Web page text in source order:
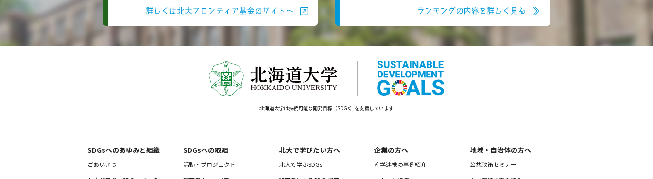
詳しくは北大フロンティア基金のサイトへ ランキングの内容を詳しく見る
北海道大学は持続可能な開発目標（SDGs）を支援しています
SDGsへのあゆみと組織 ​
ごあいさつ
SDGsへの取組
活動・プロジェクト
北大で学びたい方へ
北大で学ぶSDGs
企業の方へ
産学連携の事例紹介
地域・自治体の方へ
公共政策セミナー